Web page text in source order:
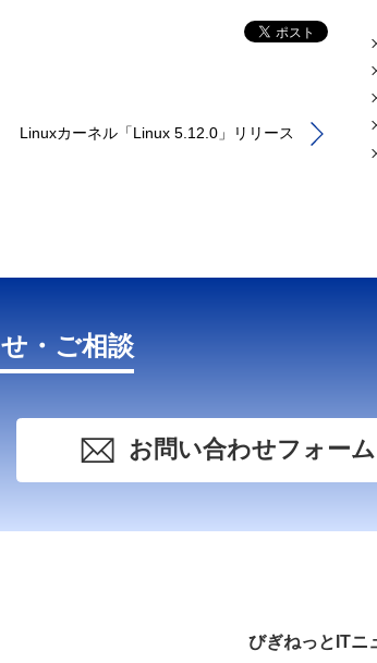
Linuxカーネル「Linux 5.12.0」リリース
・ご相談
お問い合わせフォーム
びぎねっとITニ